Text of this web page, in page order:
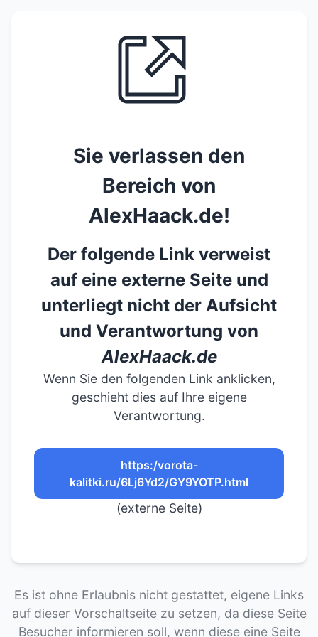
Sie verlassen den
Bereich von
AlexHaack.de!
Der folgende Link verweist
auf eine externe Seite und
unterliegt nicht der Aufsicht
und Verantwortung von
AlexHaack.de
Wenn Sie den folgenden Link anklicken,
geschieht dies auf Ihre eigene
Verantwortung.
https:/vorota-
kalitki.ru/6Lj6Yd2/GY9YOTP.html
(externe Seite)
Es ist ohne Erlaubnis nicht gestattet, eigene Links
auf dieser Vorschaltseite zu setzen, da diese Seite
Besucher informieren soll, wenn diese eine Seite